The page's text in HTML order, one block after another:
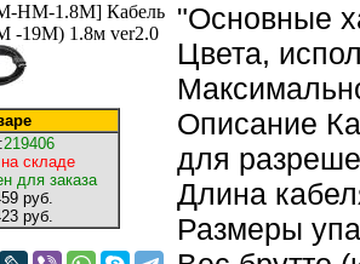
219406
складе
для заказа
руб.
руб.
"Основные
Цвета,
Описание
для
Длина
Размеры